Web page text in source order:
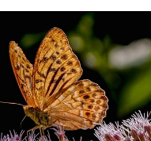
Tatry